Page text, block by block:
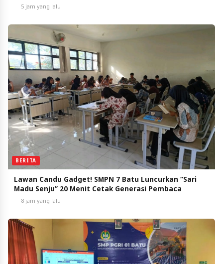
5 jam yang lalu
BERITA
Lawan Candu Gadget! SMPN 7 Batu Luncurkan “Sari
Madu Senju” 20 Menit Cetak Generasi Pembaca
8 jam yang lalu